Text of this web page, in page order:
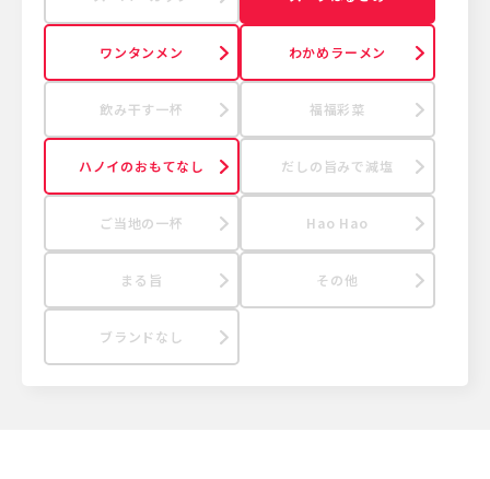
ワンタンメン わかめラーメン
飲み干す一杯 福福彩菜
ハノイのおもてなし だしの旨みで減塩
ご当地の一杯 Hao Hao
まる旨 その他
ブランドなし